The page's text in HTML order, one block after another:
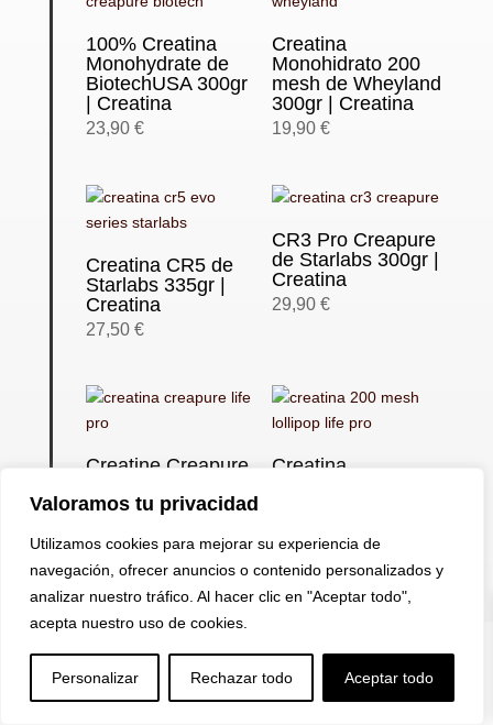
Valoramos tu privacidad
Utilizamos cookies para mejorar su experiencia de
navegación, ofrecer anuncios o contenido personalizados y
analizar nuestro tráfico. Al hacer clic en "Aceptar todo",
acepta nuestro uso de cookies.
Personalizar Rechazar todo Aceptar todo
 U 
100% Creatina
Monohydrate de
BiotechUSA 300gr
| Creatina
23,90 €
Creatina
Monohidrato 200
mesh de Wheyland
300gr | Creatina
19,90 €
Creatina CR5 de
Starlabs 335gr |
Creatina
27,50 €
CR3 Pro Creapure
de Starlabs 300gr |
Creatina
29,90 €
Creatine Creapure
Creatina
Creatina
20,90€
Life Pro Creatina
Creapure 500gr |
Creatina PH-X de
BiotechUSA |